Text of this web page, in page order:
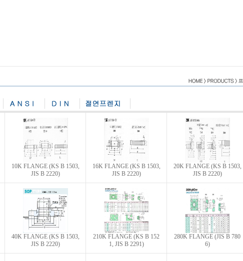
10K FLANGE (KS B 1503,
JIS B 2220)
16K FLANGE (KS B 1503,
JIS B 2220)
20K FLANGE (KS B 1503,
JIS B 2220)
40K FLANGE (KS B 1503,
JIS B 2220)
210K FLANGE (KS B 152
1, JIS B 2291)
280K FLANGE (JIS B 780
6)